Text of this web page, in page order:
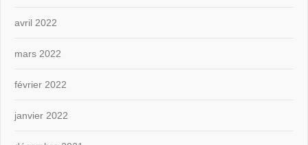
avril 2022
mars 2022
février 2022
janvier 2022